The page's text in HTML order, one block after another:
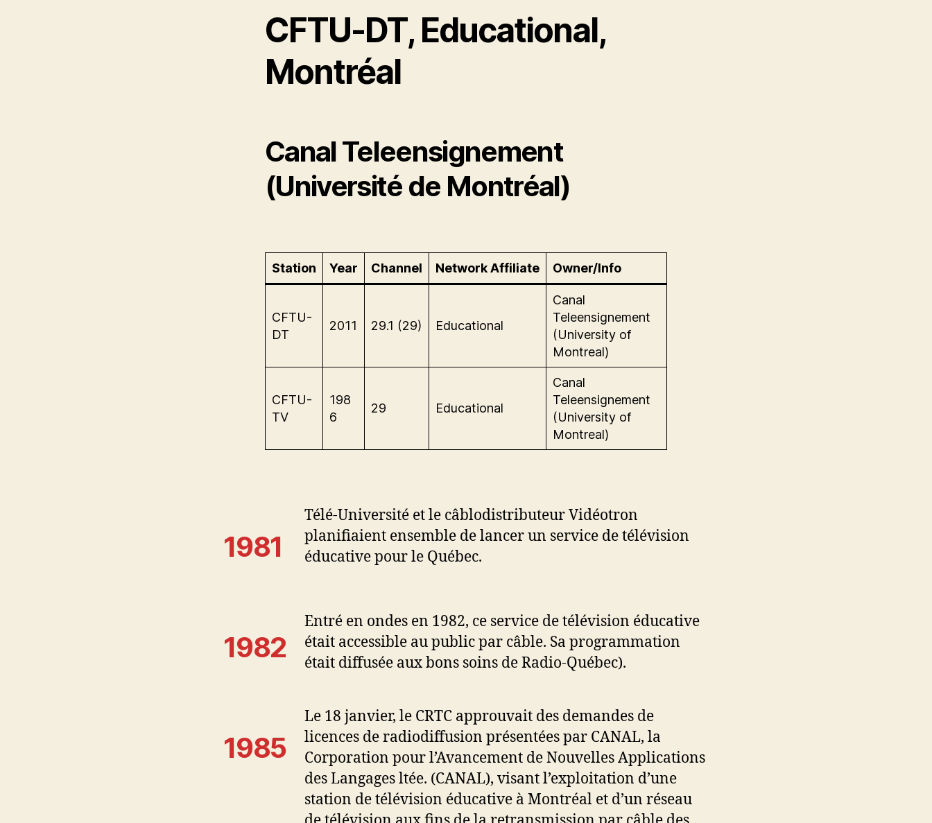
CFTU-DT, Educational,
Montréal
Canal Teleensignement
(Université de Montréal)
Station Year Channel Network Affiliate Owner/Info
CFTU-
DT
2011 29.1 (29) Educational
Canal
Teleensignement
(University of
Montreal)
CFTU-
TV
198
6
29 Educational
Canal
Teleensignement
(University of
Montreal)
1981
Télé-Université et le câblodistributeur Vidéotron
planifiaient ensemble de lancer un service de télévision
éducative pour le Québec.
1982
Entré en ondes en 1982, ce service de télévision éducative
était accessible au public par câble. Sa programmation
était diffusée aux bons soins de Radio-Québec).
1985
Le 18 janvier, le CRTC approuvait des demandes de
licences de radiodiffusion présentées par CANAL, la
Corporation pour l’Avancement de Nouvelles Applications
des Langages ltée. (CANAL), visant l’exploitation d’une
station de télévision éducative à Montréal et d’un réseau